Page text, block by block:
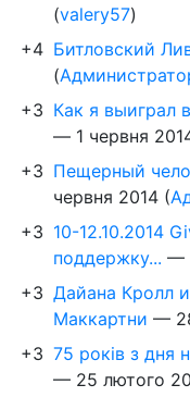
(valery57)
+4 Битловский
(
+3 Как я выиграл
— 1 червня
+3 Пещерный
червня 2014 (
+3 10-12.10.2014
поддержку... —
+3 Дайана Кролл
Маккартни —
+3 75 років з дня
— 25 лютого